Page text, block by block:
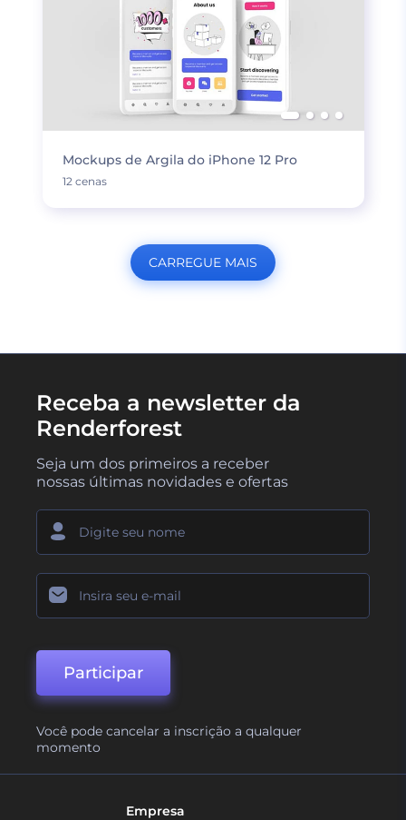
Mockups de Argila do iPhone 12 Pro
12 cenas
CARREGUE MAIS
Receba a newsletter da
Renderforest
Seja um dos primeiros a receber
nossas últimas novidades e ofertas
Participar
Você pode cancelar a inscrição a qualquer
momento
Empresa